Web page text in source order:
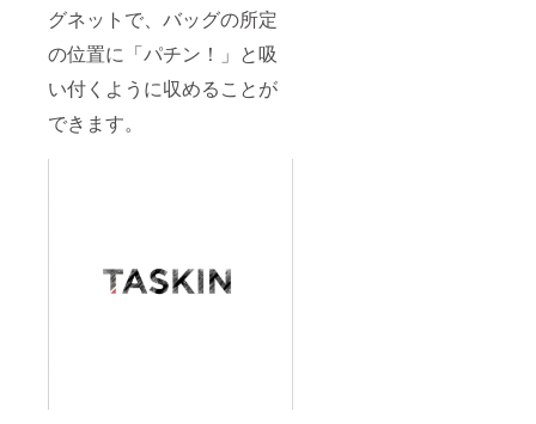
グネットで、バッグの所定
の位置に「パチン！」と吸
い付くように収めることが
できます。